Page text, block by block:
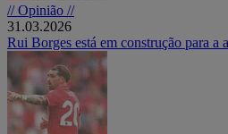
// Opinião //
31.03.2026
Rui Borges está em construção para a